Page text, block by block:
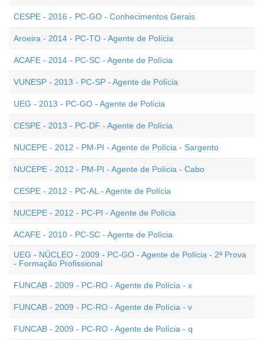
CESPE - 2016 - PC-GO - Conhecimentos Gerais
Aroeira - 2014 - PC-TO - Agente de Polícia
ACAFE - 2014 - PC-SC - Agente de Polícia
VUNESP - 2013 - PC-SP - Agente de Polícia
UEG - 2013 - PC-GO - Agente de Polícia
CESPE - 2013 - PC-DF - Agente de Polícia
NUCEPE - 2012 - PM-PI - Agente de Polícia - Sargento
NUCEPE - 2012 - PM-PI - Agente de Polícia - Cabo
CESPE - 2012 - PC-AL - Agente de Polícia
NUCEPE - 2012 - PC-PI - Agente de Polícia
ACAFE - 2010 - PC-SC - Agente de Polícia
UEG - NÚCLEO - 2009 - PC-GO - Agente de Polícia - 2ª Prova
- Formação Profissional
FUNCAB - 2009 - PC-RO - Agente de Polícia - x
FUNCAB - 2009 - PC-RO - Agente de Polícia - v
FUNCAB - 2009 - PC-RO - Agente de Polícia - q